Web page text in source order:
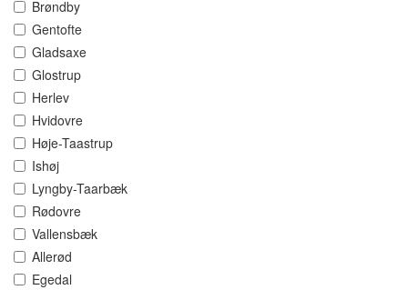
Brøndby
Gentofte
Gladsaxe
Glostrup
Herlev
Hvidovre
Høje-Taastrup
Ishøj
Lyngby-Taarbæk
Rødovre
Vallensbæk
Allerød
Egedal